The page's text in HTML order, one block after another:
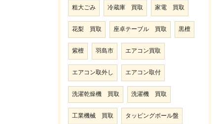
粗大ごみ 冷蔵庫 買取 家電 買取
花梨 買取 座卓テーブル 買取 黒檀
紫檀 羽島市 エアコン買取
エアコン取外し エアコン取付
洗濯乾燥機 買取 洗濯機 買取
工業機械 買取 タッピングボール盤